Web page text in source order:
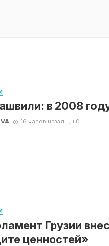
в 2008
16 часов назад 0
Грузии
ценностей»